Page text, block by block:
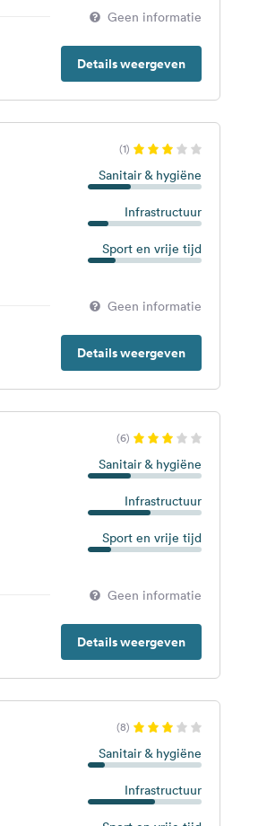
Geen informatie
Details weergeven
(1)
Sanitair & hygiëne
Infrastructuur
Sport en vrije tijd
Geen informatie
Details weergeven
(6)
Sanitair & hygiëne
Infrastructuur
Sport en vrije tijd
Geen informatie
Details weergeven
(8)
Sanitair & hygiëne
Infrastructuur